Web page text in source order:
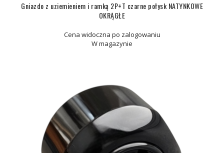
Gniazdo z uziemieniem i ramką 2P+T czarne połysk NATYNKOWE
OKRĄGŁE
Cena widoczna po zalogowaniu
W magazynie